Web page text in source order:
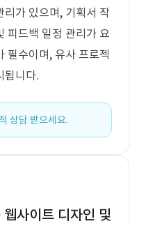
리가 있으며, 기획서 작
피드백 일정 관리가 요
필수이며, 유사 프로젝
됩니다.
상담 받으세요.
사이트 디자인 및